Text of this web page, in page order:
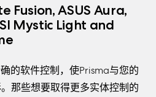
Fusion, ASUS Aura,
Mystic Light and
的软件控制，使Prisma与您的
那些想要取得更多实体控制的